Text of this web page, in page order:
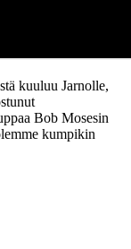
kuuluu Jarnolle,
Bob Mosesin
kumpikin